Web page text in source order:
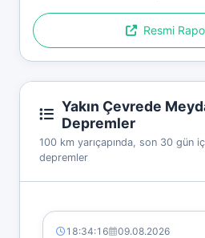
Resmi
Yakın Çevrede
Depremler
100 km yarıçapında, son 30 gün
depremler
18:34:16 09.08.2026